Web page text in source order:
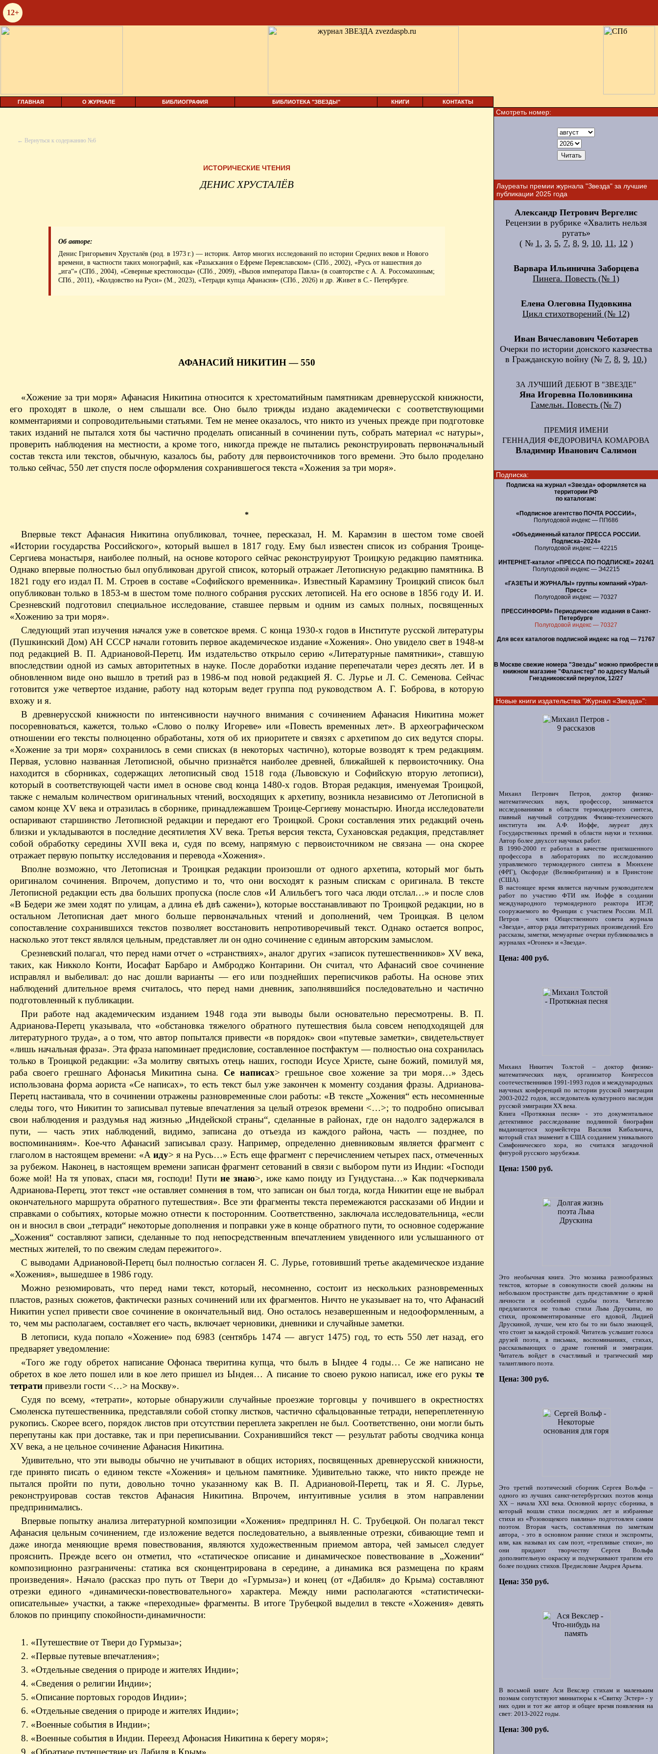
12+
ГЛАВНАЯ О ЖУРНАЛЕ БИБЛИОГРАФИЯ БИБЛИОТЕКА "ЗВЕЗДЫ" КНИГИ КОНТАКТЫ
← Вернуться к содержанию №6
ИСТОРИЧЕСКИЕ ЧТЕНИЯ
ДЕНИС ХРУСТАЛЁВ
Об авторе:
Денис Григорьевич Хрусталёв (род. в 1973 г.) — историк. Автор многих исследований по истории Средних веков и Нового
времени, в частности таких монографий, как «Разыскания о Ефреме Переяславском» (СПб., 2002), «Русь от нашествия до
„ига“» (СПб., 2004), «Северные крестоносцы» (СПб., 2009), «Вызов императора Павла» (в соавторстве с А. А. Россомахиным;
СПб., 2011), «Колдовство на Руси» (М., 2023), «Тетради купца Афанасия» (СПб., 2026) и др. Живет в С.‑ Петербурге.
АФАНАСИЙ НИКИТИН — 550
«Хожение за три моря» Афанасия Никитина относится к хрестоматийным памятникам древнерусской книжности,
его проходят в школе, о нем слышали все. Оно было трижды издано академически с соответствующими
комментариями и сопроводительными статьями. Тем не менее оказалось, что никто из ученых прежде при подготовке
таких изданий не пытался хотя бы частично проделать описанный в сочинении путь, собрать материал «с натуры»,
проверить наблюдения на местности, а кроме того, никогда прежде не пытались реконструировать первоначальный
состав текста или текстов, обычную, казалось бы, работу для первоисточников того времени. Это было проделано
только сейчас, 550 лет спустя после оформления сохранившегося текста «Хожения за три моря».
*
Впервые текст Афанасия Никитина опубликовал, точнее, пересказал, Н. М. Карамзин в шестом томе своей
«Истории государства Российского», который вышел в 1817 году. Ему был известен список из собрания Троице-
Сергиева монастыря, наиболее полный, на основе которого сейчас реконструируют Троицкую редакцию памятника.
Однако впервые полностью был опубликован другой список, который отражает Летописную редакцию памятника. В
1821 году его издал П. М. Строев в составе «Софийского временника». Известный Карамзину Троицкий список был
опубликован только в 1853-м в шестом томе полного собрания русских летописей. На его основе в 1856 году И. И.
Срезневский подготовил специальное исследование, ставшее первым и одним из самых полных, посвященных
«Хожению за три моря».
Следующий этап изучения начался уже в советское время. С конца 1930-х годов в Институте русской литературы
(Пушкинский Дом) АН СССР начали готовить первое академическое издание «Хожения». Оно увидело свет в 1948-м
под редакцией В. П. Адриановой-Перетц. Им издательство открыло серию «Литературные памятники», ставшую
впоследствии одной из самых авторитетных в науке. После доработки издание перепечатали через десять лет. И в
обновленном виде оно вышло в третий раз в 1986-м под новой редакцией Я. С. Лурье и Л. С. Семенова. Сейчас
готовится уже четвертое издание, работу над которым ведет группа под руководством А. Г. Боброва, в которую
вхожу и я.
В древнерусской книжности по интенсивности научного внимания с сочинением Афанасия Никитина может
посоревноваться, кажется, только «Слово о полку Игореве» или «Повесть временных лет». В археографическом
отношении его тексты полноценно обработаны, хотя об их приоритете и связях с архетипом до сих ведутся споры.
«Хожение за три моря» сохранилось в семи списках (в некоторых частично), которые возводят к трем редакциям.
Первая, условно названная Летописной, обычно признаётся наиболее древней, ближайшей к первоисточнику. Она
находится в сборниках, содержащих летописный свод 1518 года (Львовскую и Софийскую вторую летописи),
который в соответствующей части имел в основе свод конца 1480-х годов. Вторая редакция, именуемая Троицкой,
также с немалым количеством оригинальных чтений, восходящих к архетипу, возникла независимо от Летописной в
самом конце XV века и отразилась в сборнике, принадлежавшем Троице-Сергиеву монастырю. Иногда исследователи
оспаривают старшинство Летописной редакции и передают его Троицкой. Сроки составления этих редакций очень
близки и укладываются в последние десятилетия XV века. Третья версия текста, Сухановская редакция, представляет
собой обработку середины XVII века и, судя по всему, напрямую с первоисточником не связана — она скорее
отражает первую попытку исследования и перевода «Хожения».
Вполне возможно, что Летописная и Троицкая редакции произошли от одного архетипа, который мог быть
оригиналом сочинения. Впрочем, допустимо и то, что они восходят к разным спискам с оригинала. В тексте
Летописной редакции есть два больших пропуска (после слов «И Алильбегъ того часа люди отслал…» и после слов
«В Бедери же змеи ходят по улицам, а длина еѣ двѣ сажени»), которые восстанавливают по Троицкой редакции, но в
остальном Летописная дает много больше первоначальных чтений и дополнений, чем Троицкая. В целом
сопоставление сохранившихся текстов позволяет восстановить непротиворечивый текст. Однако остается вопрос,
насколько этот текст являлся цельным, представляет ли он одно сочинение с единым авторским замыслом.
Срезневский полагал, что перед нами отчет о «странствиях», аналог других «записок путешественников» XV века,
таких, как Никколо Конти, Иосафат Барбаро и Амброджо Контарини. Он считал, что Афанасий свое сочинение
исправлял и выбеливал: до нас дошли варианты — его или позднейших переписчиков работы. На основе этих
наблюдений длительное время считалось, что перед нами дневник, заполнявшийся последовательно и частично
подготовленный к публикации.
При работе над академическим изданием 1948 года эти выводы были основательно пересмотрены. В. П.
Адрианова-Перетц указывала, что «обстановка тяжелого обратного путешествия была совсем неподходящей для
литературного труда», а о том, что автор попытался привести «в порядок» свои «путевые заметки», свидетельствует
«лишь начальная фраза». Эта фраза напоминает предисловие, составленное постфактум — полностью она сохранилась
только в Троицкой редакции: «За молитву святыхъ отець наших, господи Исусе Христе, сыне божий, помилуй мя,
раба своего грешнаго Афонасья Микитина сына. Се написах> грешьное свое хожение за три моря…» Здесь
использована форма аориста «Се написах», то есть текст был уже закончен к моменту создания фразы. Адрианова-
Перетц настаивала, что в сочинении отражены разновременные слои работы: «В тексте „Хожения“ есть несомненные
следы того, что Никитин то записывал путевые впечатления за целый отрезок времени <…>; то подробно описывал
свои наблюдения и раздумья над жизнью „Индейской страны“, сделанные в районах, где он надолго задержался в
пути, — часть этих наблюдений, видимо, записана до отъезда из каждого района, часть — позднее, по
воспоминаниям». Кое-что Афанасий записывал сразу. Например, определенно дневниковым является фрагмент с
глаголом в настоящем времени: «А иду> я на Русь…» Есть еще фрагмент с перечислением четырех пасх, отмеченных
за рубежом. Наконец, в настоящем времени записан фрагмент сетований в связи с выбором пути из Индии: «Господи
боже мой! На тя уповах, спаси мя, господи! Путине знаю>, иже камо поиду из Гундустана…» Как подчеркивала
Адрианова-Перетц, этот текст «не оставляет сомнения в том, что записан он был тогда, когда Никитин еще не выбрал
окончательного маршрута обратного путешествия». Все эти фрагменты текста перемежаются рассказами об Индии и
справками о событиях, которые можно отнести к посторонним. Соответственно, заключала исследовательница, «если
он и вносил в свои „тетради“ некоторые дополнения и поправки уже в конце обратного пути, то основное содержание
„Хожения“ составляют записи, сделанные то под непосредственным впечатлением увиденного или услышанного от
местных жителей, то по свежим следам пережитого».
С выводами Адриановой-Перетц был полностью согласен Я. С. Лурье, готовивший третье академическое издание
«Хожения», вышедшее в 1986 году.
Можно резюмировать, что перед нами текст, который, несомненно, состоит из нескольких разновременных
пластов, разных сюжетов, фактически разных сочинений или их фрагментов. Ничто не указывает на то, что Афанасий
Никитин успел привести свое сочинение в окончательный вид. Оно осталось незавершенным и недооформленным, а
то, чем мы располагаем, составляет его часть, включает черновики, дневники и случайные заметки.
В летописи, куда попало «Хожение» под 6983 (сентябрь 1474 — август 1475) год, то есть 550 лет назад, его
предваряет уведомление:
«Того же году обретох написание Офонаса тверитина купца, что былъ в Ындее 4 годы… Се же написано не
обретох в кое лето пошел или в кое лето пришел из Ындея… А писание то своею рукою написал, иже его рукы те
тетрати привезли гости <…> на Москву».
Судя по всему, «тетрати», которые обнаружили случайные проезжие торговцы у почившего в окрестностях
Смоленска путешественника, представляли собой стопку листков, частично сфальцованные тетради, непереплетенную
рукопись. Скорее всего, порядок листов при отсутствии переплета закреплен не был. Соответственно, они могли быть
перепутаны как при доставке, так и при переписывании. Сохранившийся текст — результат работы сводчика конца
XV века, а не цельное сочинение Афанасия Никитина.
Удивительно, что эти выводы обычно не учитывают в общих историях, посвященных древнерусской книжности,
где принято писать о едином тексте «Хожения» и цельном памятнике. Удивительно также, что никто прежде не
пытался пройти по пути, довольно точно указанному как В. П. Адриановой-Перетц, так и Я. С. Лурье,
реконструировав состав текстов Афанасия Никитина. Впрочем, интуитивные усилия в этом направлении
предпринимались.
Впервые попытку анализа литературной композиции «Хожения» предпринял Н. С. Трубецкой. Он полагал текст
Афанасия цельным сочинением, где изложение ведется последовательно, а выявленные отрезки, сбивающие темп и
даже иногда меняющие время повествования, являются художественным приемом автора, чей замысел следует
прояснить. Прежде всего он отметил, что «статическое описание и динамическое повествование в „Хожении“
композиционно разграничены: статика вся сконцентрирована в середине, а динамика вся размещена по краям
произведения». Начало (рассказ про путь от Твери до «Гурмыза») и конец (от «Дабиля» до Крыма) составляют
отрезки единого «динамически-повествовательного» характера. Между ними располагаются «статистически-
описательные» участки, а также «переходные» фрагменты. В итоге Трубецкой выделил в тексте «Хожения» девять
блоков по принципу спокойности-динамичности:
1. «Путешествие от Твери до Гурмыза»;
2. «Первые путевые впечатления»;
3. «Отдельные сведения о природе и жителях Индии»;
4. «Сведения о религии Индии»;
5. «Описание портовых городов Индии»;
6. «Отдельные сведения о природе и жителях Индии»;
7. «Военные события в Индии»;
8. «Военные события в Индии. Переезд Афонасия Никитина к берегу моря»;
9. «Обратное путешествие из Дабиля в Крым».
Смотреть номер:
Лауреаты премии журнала "Звезда" за лучшие
публикации 2025 года
Александр Петрович Вергелис
Рецензии в рубрике «Хвалить нельзя
ругать»
( № 1, 3, 5, 7, 8, 9, 10, 11, 12 )
Варвара Ильинична Заборцева
Пинега. Повесть (№ 1)
Елена Олеговна Пудовкина
Цикл стихотворений (№ 12)
Иван Вячеславович Чеботарев
Очерки по истории донского казачества
в Гражданскую войну (№ 7, 8, 9, 10,)
ЗА ЛУЧШИЙ ДЕБЮТ В "ЗВЕЗДЕ"
Яна Игоревна Половинкина
Гамельн. Повесть (№ 7)
ПРЕМИЯ ИМЕНИ
ГЕННАДИЯ ФЕДОРОВИЧА КОМАРОВА
Владимир Иванович Салимон
Подписка:
Подписка на журнал «Звезда» оформляется на
территории РФ
по каталогам:
«Подписное агентство ПОЧТА РОССИИ»,
Полугодовой индекс — ПП686
«Объединенный каталог ПРЕССА РОССИИ.
Подписка–2024»
Полугодовой индекс — 42215
ИНТЕРНЕТ-каталог «ПРЕССА ПО ПОДПИСКЕ» 2024/1
Полугодовой индекс — Э42215
«ГАЗЕТЫ И ЖУРНАЛЫ» группы компаний «Урал-
Пресс»
Полугодовой индекс — 70327
ПРЕССИНФОРМ» Периодические издания в Санкт-
Петербурге
Полугодовой индекс — 70327
Для всех каталогов подписной индекс на год — 71767
В Москве свежие номера "Звезды" можно приобрести в
книжном магазине "Фаланстер" по адресу Малый
Гнездниковский переулок, 12/27
Новые книги издательства "Журнал «Звезда»":
Михаил Петрович Петров, доктор физико-
математических наук, профессор, занимается
исследованиями в области термоядерного синтеза,
главный научный сотрудник Физико-технического
института им. А.Ф. Иоффе, лауреат двух
Государственных премий в области науки и техники.
Автор более двухсот научных работ.
В 1990-2000 гг. работал в качестве приглашенного
профессора в лабораториях по исследованию
управляемого термоядерного синтеза в Мюнхене
(ФРГ), Оксфорде (Великобритания) и в Принстоне
(США).
В настоящее время является научным руководителем
работ по участию ФТИ им. Иоффе в создании
международного термоядерного реактора ИТЭР,
сооружаемого во Франции с участием России. М.П.
Петров – член Общественного совета журнала
«Звезда», автор ряда литературных произведений. Его
рассказы, заметки, мемуарные очерки публиковались в
журналах «Огонек» и «Звезда».
Цена: 400 руб.
Михаил Никитич Толстой – доктор физико-
математических наук, организатор Конгрессов
соотечественников 1991-1993 годов и международных
научных конференций по истории русской эмиграции
2003-2022 годов, исследователь культурного наследия
русской эмиграции ХХ века.
Книга «Протяжная песня» - это документальное
детективное расследование подлинной биографии
выдающегося хормейстера Василия Кибальчича,
который стал знаменит в США созданием уникального
Симфонического хора, но считался загадочной
фигурой русского зарубежья.
Цена: 1500 руб.
Это необычная книга. Это мозаика разнообразных
текстов, которые в совокупности своей должны на
небольшом пространстве дать представление о яркой
личности и особенной судьбы поэта. Читателю
предлагаются не только стихи Льва Друскина, но
стихи, прокомментированные его вдовой, Лидией
Друскиной, лучше, чем кто бы то ни было знающей,
что стоит за каждой строкой. Читатель услышит голоса
друзей поэта, в письмах, воспоминаниях, стихах,
рассказывающих о драме гонений и эмиграции.
Читатель войдет в счастливый и трагический мир
талантливого поэта.
Цена: 300 руб.
Это третий поэтический сборник Сергея Вольфа –
одного из лучших санкт-петербургских поэтов конца
ХХ – начала XXI века. Основной корпус сборника, в
который вошли стихи последних лет и избранные
стихи из «Розовощекого павлина» подготовлен самим
поэтом. Вторая часть, составленная по заметкам
автора, - это в основном ранние стихи и экспромты,
или, как называл их сам поэт, «трепливые стихи», но
они придают творчеству Сергея Вольфа
дополнительную окраску и подчеркивают трагизм его
более поздних стихов. Предисловие Андрея Арьева.
Цена: 350 руб.
В восьмой книге Аси Векслер стихам и маленьким
поэмам сопутствуют миниатюры к «Свитку Эстер» - у
них один и тот же автор и общее время появления на
свет: 2013-2022 годы.
Цена: 300 руб.